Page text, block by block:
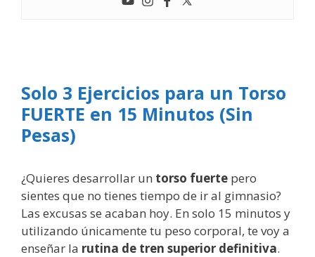
Solo 3 Ejercicios para un Torso
FUERTE en 15 Minutos (Sin
Pesas)
¿Quieres desarrollar un torso fuerte pero
sientes que no tienes tiempo de ir al gimnasio?
Las excusas se acaban hoy. En solo 15 minutos y
utilizando únicamente tu peso corporal, te voy a
enseñar la rutina de tren superior definitiva.